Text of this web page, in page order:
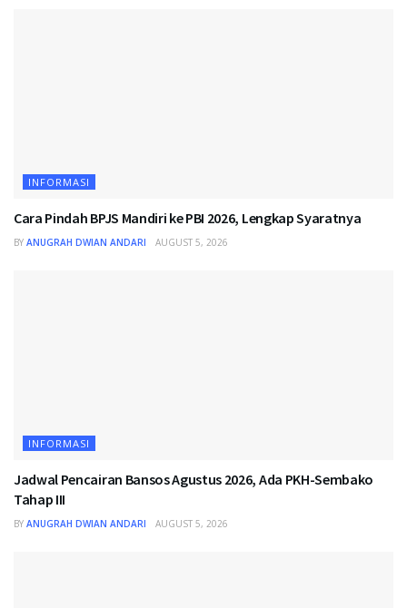
INFORMASI
Cara Pindah BPJS Mandiri ke PBI 2026, Lengkap Syaratnya
BY ANUGRAH DWIAN ANDARI AUGUST 5, 2026
INFORMASI
Jadwal Pencairan Bansos Agustus 2026, Ada PKH-Sembako
Tahap III
BY ANUGRAH DWIAN ANDARI AUGUST 5, 2026